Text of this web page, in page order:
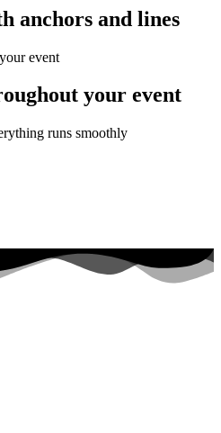
anchors and lines
event
your event
runs smoothly